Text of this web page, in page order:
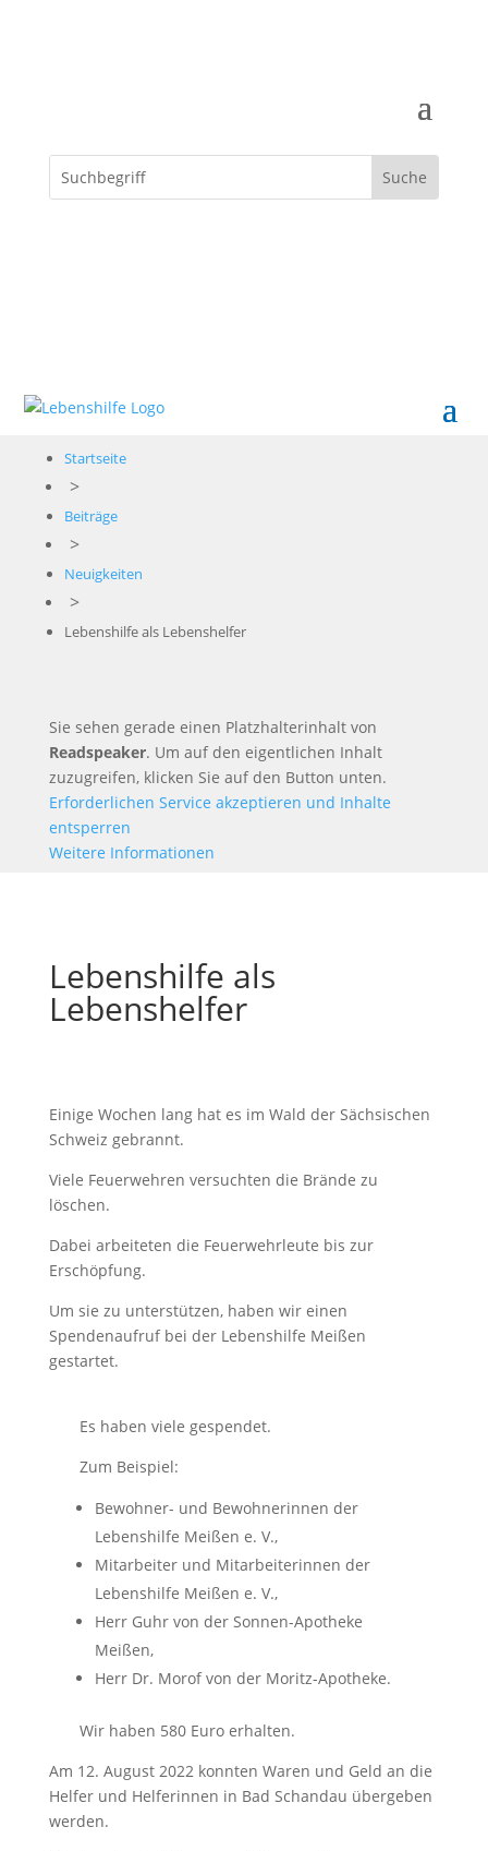
Startseite
>
Beiträge
>
Neuigkeiten
>
Lebenshilfe als Lebenshelfer
Sie sehen gerade einen Platzhalterinhalt von
Readspeaker. Um auf den eigentlichen Inhalt
zuzugreifen, klicken Sie auf den Button unten.
Erforderlichen Service akzeptieren und Inhalte
entsperren
Weitere Informationen
Lebenshilfe als
Lebenshelfer
Einige Wochen lang hat es im Wald der Sächsischen
Schweiz gebrannt.
Viele Feuerwehren versuchten die Brände zu
löschen.
Dabei arbeiteten die Feuerwehrleute bis zur
Erschöpfung.
Um sie zu unterstützen, haben wir einen
Spendenaufruf bei der Lebenshilfe Meißen
gestartet.
Es haben viele gespendet.
Zum Beispiel:
Bewohner- und Bewohnerinnen der
Lebenshilfe Meißen e. V.,
Mitarbeiter und Mitarbeiterinnen der
Lebenshilfe Meißen e. V.,
Herr Guhr von der Sonnen-Apotheke
Meißen,
Herr Dr. Morof von der Moritz-Apotheke.
Wir haben 580 Euro erhalten.
Am 12. August 2022 konnten Waren und Geld an die
Helfer und Helferinnen in Bad Schandau übergeben
werden.